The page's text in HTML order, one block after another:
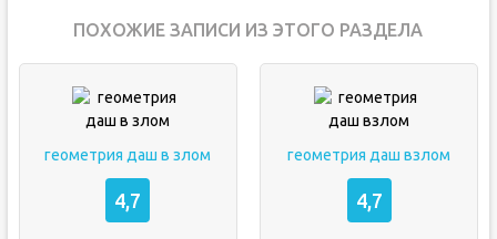
ПОХОЖИЕ ЗАПИСИ ИЗ ЭТОГО РАЗДЕЛА
геометрия даш в злом
4,7
геометрия даш взлом
4,7